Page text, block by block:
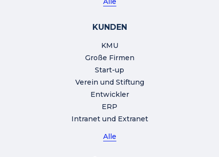
KUNDEN
KMU
Große Firmen
Start-up
Verein und Stiftung
Entwickler
ERP
Intranet und Extranet
Alle